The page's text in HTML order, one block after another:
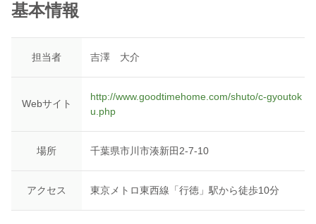
基本情報
担当者 吉澤 大介
Webサイト
http://www.goodtimehome.com/shuto/c-gyoutok
u.php
場所 千葉県市川市湊新田2-7-10
アクセス 東京メトロ東西線「行徳」駅から徒歩10分